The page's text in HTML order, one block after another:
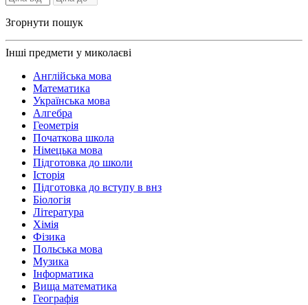
Згорнути пошук
Інші предмети у миколаєві
Англійська мова
Математика
Українська мова
Алгебра
Геометрія
Початкова школа
Німецька мова
Підготовка до школи
Історія
Підготовка до вступу в внз
Біологія
Література
Хімія
Фізика
Польська мова
Музика
Інформатика
Вища математика
Географія